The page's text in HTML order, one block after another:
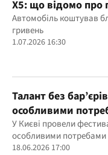
X5: що відомо про
Автомобіль коштував
гривень
1.07.2026 16:30
Талант без
особливими
всеукраїнському
У Києві провели
особливими потребами
18.06.2026 17:00